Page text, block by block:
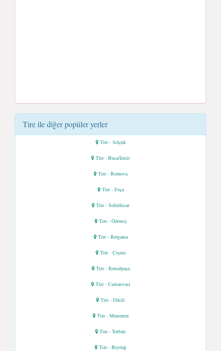
Tire ile diğer popüler yerler
Tire - Selçuk
Tire - Buca/İzmir
Tire - Bornova
Tire - Foça
Tire - Seferihisar
Tire - Ödemiş
Tire - Bergama
Tire - Çeşme
Tire - Kemalpaşa
Tire - Cumaovasi
Tire - Dikili
Tire - Menemen
Tire - Torbalı
Tire - Beydağ